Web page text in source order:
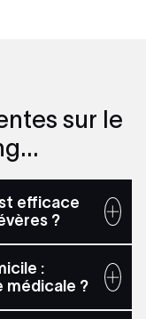
sur le
efficace
?
:
médicale ?